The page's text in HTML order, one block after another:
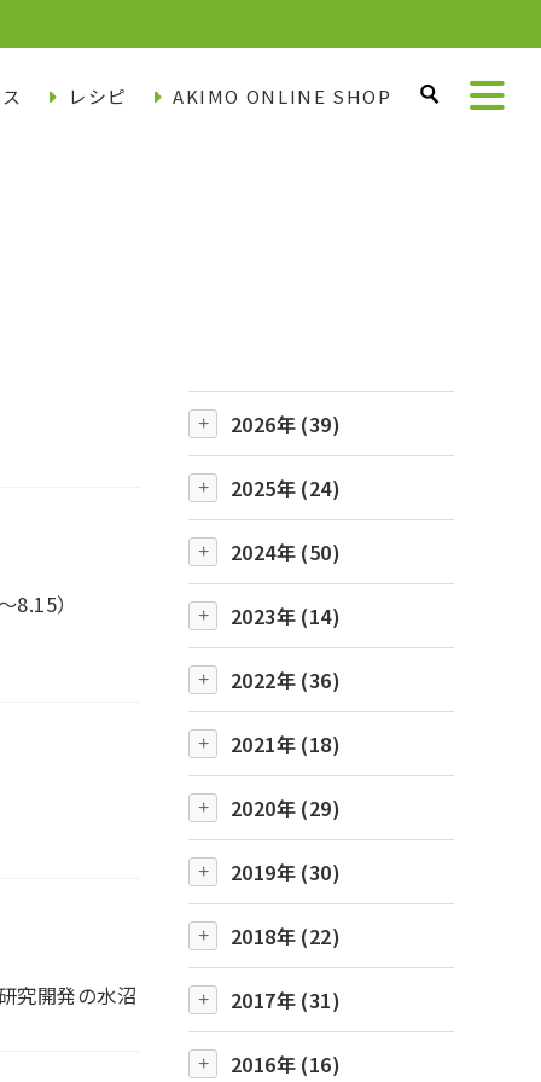
レシピ AKIMO ONLINE SHOP
）
究開発の水沼
2026年 (39)
2025年 (24)
2024年 (50)
2023年 (14)
2022年 (36)
2021年 (18)
2020年 (29)
2019年 (30)
2018年 (22)
2017年 (31)
2016年 (16)